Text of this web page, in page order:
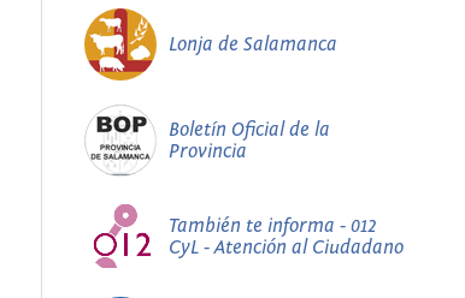
Lonja de Salamanca
Boletín Oficial de la
Provincia
También te informa - 012
CyL - Atención al Ciudadano